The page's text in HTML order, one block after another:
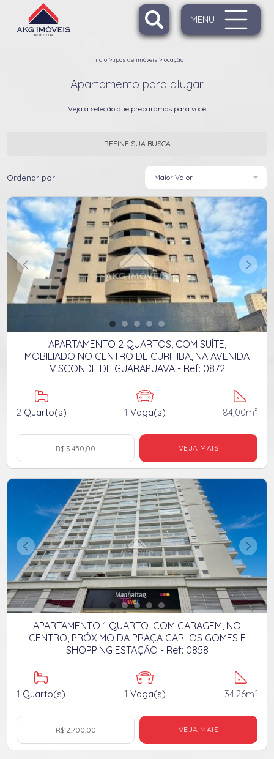
MENU
início>tipos de imóveis>locação
Apartamento para alugar
Veja a seleção que preparamos para você
REFINE SUA BUSCA
Ordenar por Maior Valor
APARTAMENTO 2 QUARTOS, COM SUÍTE,
MOBILIADO NO CENTRO DE CURITIBA, NA AVENIDA
VISCONDE DE GUARAPUAVA - Ref: 0872
2 Quarto(s) 1 Vaga(s) 84,00m²
R$ 3.450,00 VEJA MAIS
APARTAMENTO 1 QUARTO, COM GARAGEM, NO
CENTRO, PRÓXIMO DA PRAÇA CARLOS GOMES E
SHOPPING ESTAÇÃO - Ref: 0858
1 Quarto(s) 1 Vaga(s) 34,26m²
R$ 2.700,00 VEJA MAIS